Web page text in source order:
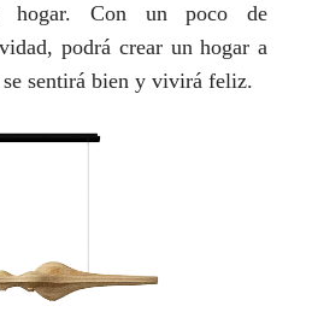
hogar. Con un poco de
podrá crear un hogar a
sentirá bien y vivirá feliz.